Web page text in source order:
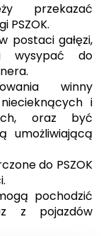
przekazać
PSZOK.
postaci gałęzi,
wysypać do
winny
i
oraz być
umożliwiającą
do PSZOK
pochodzić
z pojazdów